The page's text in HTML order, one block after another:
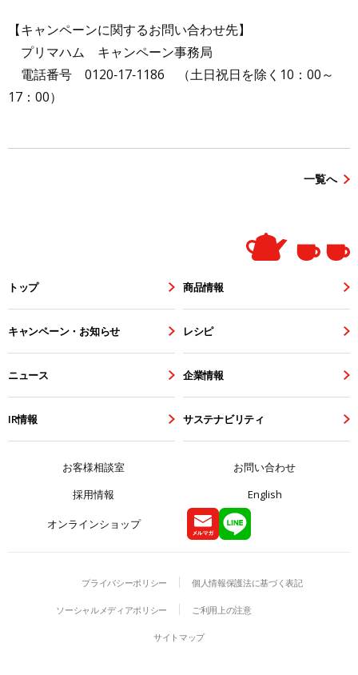
【キャンペーンに関するお問い合わせ先】
プリマハム キャンペーン事務局
電話番号 0120‐17‐1186 （土日祝日を除く 10 ： 00～
17 ： 00）
一覧へ
トップ 商品情報
キャンペーン・お知らせ レシピ
ニュース 企業情報
IR情報 サステナビリティ
お客様相談室
お問い合わせ
採用情報
English
オンラインショップ
プライバシーポリシー 個人情報保護法に基づく表記
ソーシャルメディアポリシー ご利用上の注意
サイトマップ